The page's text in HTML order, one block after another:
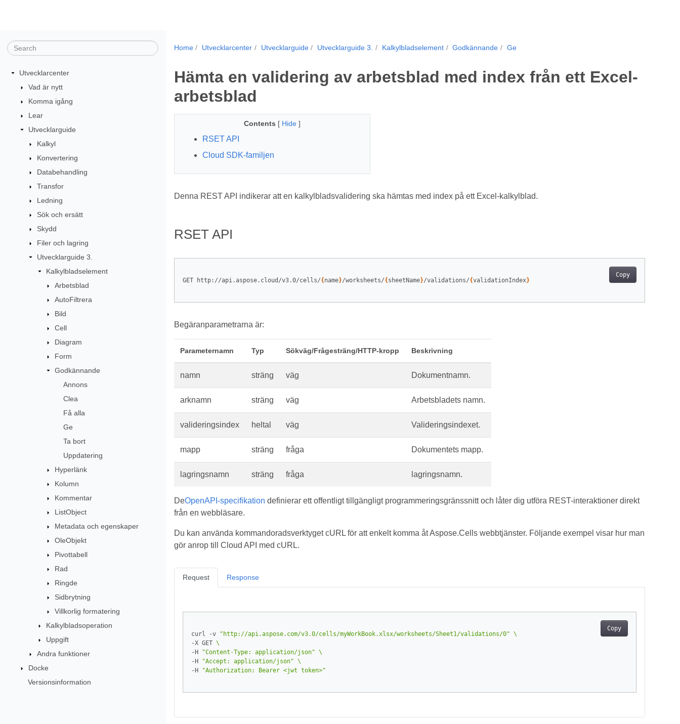
Utvecklarcenter
Vad är nytt
Komma igång
Lear
Utvecklarguide
Kalkyl
Konvertering
Databehandling
Transfor
Ledning
Sök och ersätt
Skydd
Filer och lagring
Utvecklarguide 3.
Kalkylbladselement
Arbetsblad
AutoFiltrera
Bild
Cell
Diagram
Form
Godkännande
Annons
Clea
Få alla
Ge
Ta bort
Uppdatering
Hyperlänk
Kolumn
Kommentar
ListObject
Metadata och egenskaper
OleObjekt
Pivottabell
Rad
Ringde
Sidbrytning
Villkorlig formatering
Kalkylbladsoperation
Uppgift
Andra funktioner
Docke
Versionsinformation
Home Utvecklarcenter Utvecklarguide Utvecklarguide 3. Kalkylbladselement Godkännande Ge
Hämta en validering av arbetsblad med index från ett Excel-
arbetsblad
Contents [ Hide ]
RSET API
Cloud SDK-familjen
Denna REST API indikerar att en kalkylbladsvalidering ska hämtas med index på ett Excel-kalkylblad.
RSET API
Copy
GET http://api.aspose.cloud/v3.0/cells/{ name}/worksheets/{ sheetName}/validations/{validationIndex}
Begäranparametrarna är:
Parameternamn Typ Sökväg/Frågesträng/HTTP-kropp Beskrivning
namn sträng väg Dokumentnamn.
arknamn sträng väg Arbetsbladets namn.
valideringsindex heltal väg Valideringsindexet.
mapp sträng fråga Dokumentets mapp.
lagringsnamn sträng fråga lagringsnamn.
DeOpenAPI-specifikation definierar ett offentligt tillgängligt programmeringsgränssnitt och låter dig utföra REST-interaktioner direkt
från en webbläsare.
Du kan använda kommandoradsverktyget cURL för att enkelt komma åt Aspose.Cells webbtjänster. Följande exempel visar hur man
gör anrop till Cloud API med cURL.
Request
Copy
curl -v "http://api.aspose.com/v3.0/cells/myWorkBook.xlsx/worksheets/Sheet1/validations/0"
-X GET
-H
"Content-Type: application/json"
-H
"Accept: application/json"
-H
"Authorization: Bearer <jwt token>"
Response